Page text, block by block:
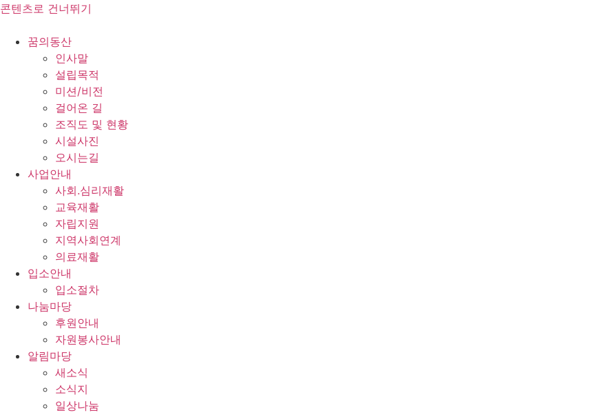
콘텐츠로 건너뛰기
꿈의동산
인사말
설립목적
미션/비전
걸어온 길
조직도 및 현황
시설사진
오시는길
사업안내
사회.심리재활
교육재활
자립지원
지역사회연계
의료재활
입소안내
입소절차
나눔마당
후원안내
자원봉사안내
알림마당
새소식
소식지
일상나눔